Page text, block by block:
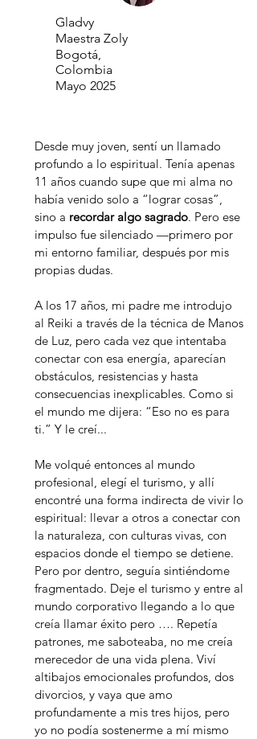
Gladvy
Maestra Zoly
Bogotá,
Colombia
Mayo 2025
Desde muy joven, sentí un llamado
profundo a lo espiritual. Tenía apenas
11 años cuando supe que mi alma no
había venido solo a “lograr cosas”,
sino a recordar algo sagrado. Pero ese
impulso fue silenciado —primero por
mi entorno familiar, después por mis
propias dudas.
A los 17 años, mi padre me introdujo
al Reiki a través de la técnica de Manos
de Luz, pero cada vez que intentaba
conectar con esa energía, aparecían
obstáculos, resistencias y hasta
consecuencias inexplicables. Como si
el mundo me dijera: “Eso no es para
ti.” Y le creí...
Me volqué entonces al mundo
profesional, elegí el turismo, y allí
encontré una forma indirecta de vivir lo
espiritual: llevar a otros a conectar con
la naturaleza, con culturas vivas, con
espacios donde el tiempo se detiene.
Pero por dentro, seguía sintiéndome
fragmentado. Deje el turismo y entre al
mundo corporativo llegando a lo que
creía llamar éxito pero …. Repetía
patrones, me saboteaba, no me creía
merecedor de una vida plena. Viví
altibajos emocionales profundos, dos
divorcios, y vaya que amo
profundamente a mis tres hijos, pero
yo no podía sostenerme a mí mismo